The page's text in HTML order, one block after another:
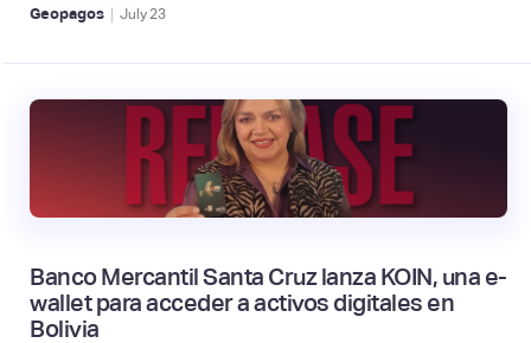
Geopagos | July 23
Banco Mercantil Santa Cruz lanza KOIN, una e-
wallet para acceder a activos digitales en
Bolivia